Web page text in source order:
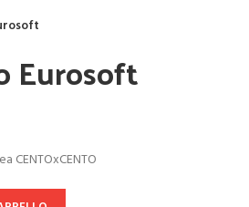
Eurosoft
CENTOxCENTO